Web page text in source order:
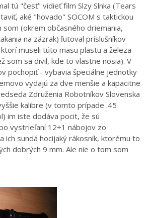
tú "česť" vidieť film Slzy Slnka (Tears
aké "hovado" SOCOM s taktickou
som (okrem občasného driemania,
na zázrak) ľutoval príslušníkov
museli túto masu plastu a železa
som sa divil, kde to vlastne nosia). V
pochopiť - vybavia špeciálne jednotky
vydajú za dve menšie a kapacitne
Združenia Robotníkov Slovenska
kalibre (v tomto prípade .45
im iste dodáva pocit, že sú
vystrieľaní 12+1 nábojov zo
ich sundá hocijaký rákosník, ktorému to
dobrých 9 mm. Ale nie o tom som